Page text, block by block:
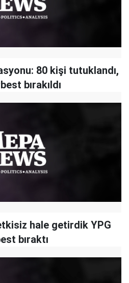
80 kişi tutuklandı,
bırakıldı
hale getirdik YPG
bıraktı